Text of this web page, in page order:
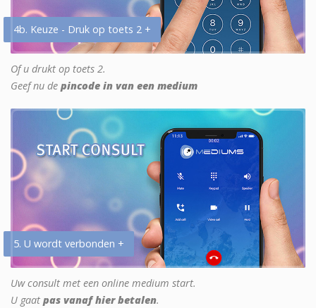
4b. Keuze - Druk op toets 2 +
Of u drukt op toets 2.
Geef nu de pincode in van een medium
5. U wordt verbonden +
Uw consult met een online medium start.
U gaat pas vanaf hier betalen.